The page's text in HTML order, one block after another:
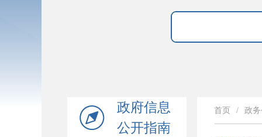
政府信息
公开指南
首页 / 政